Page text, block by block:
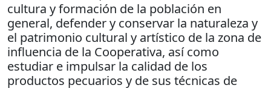
cultura y formación de la población en
general, defender y conservar la naturaleza y
el patrimonio cultural y artístico de la zona de
influencia de la Cooperativa, así como
estudiar e impulsar la calidad de los
productos pecuarios y de sus técnicas de